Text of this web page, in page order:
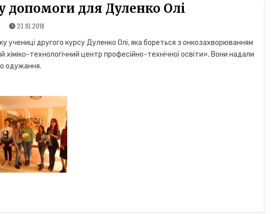
допомоги для Дуленко Олі
23.10.2018
учениці другого курсу Дуленко Олі, яка бореться з онкозахворюванням
технологічний центр професійно-технічної освіти». Вони надали
одужання.